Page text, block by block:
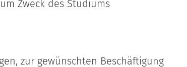
Zweck des Studiums
zur gewünschten Beschäftigung